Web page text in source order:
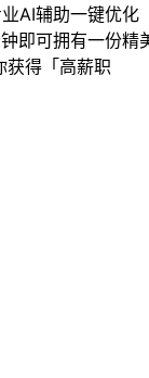
AI辅助一键优化
即可拥有一份精
得「高薪职